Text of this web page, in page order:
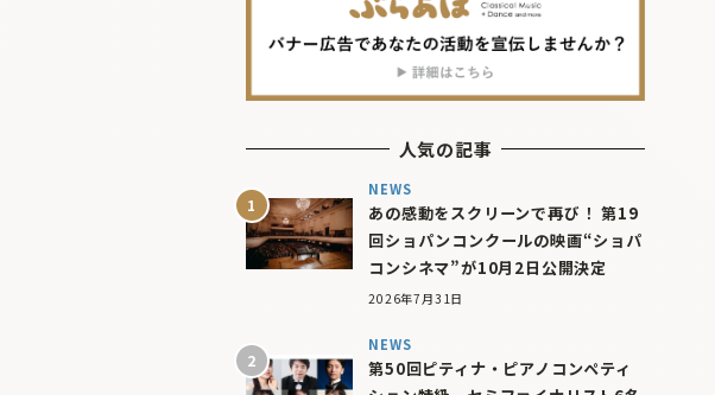
人気の記事
NEWS
あの感動をスクリーンで再び！ 第19
回ショパンコンクールの映画“ショパ
コンシネマ”が10月2日公開決定
2026年7月31日
NEWS
第50回ピティナ・ピアノコンペティ